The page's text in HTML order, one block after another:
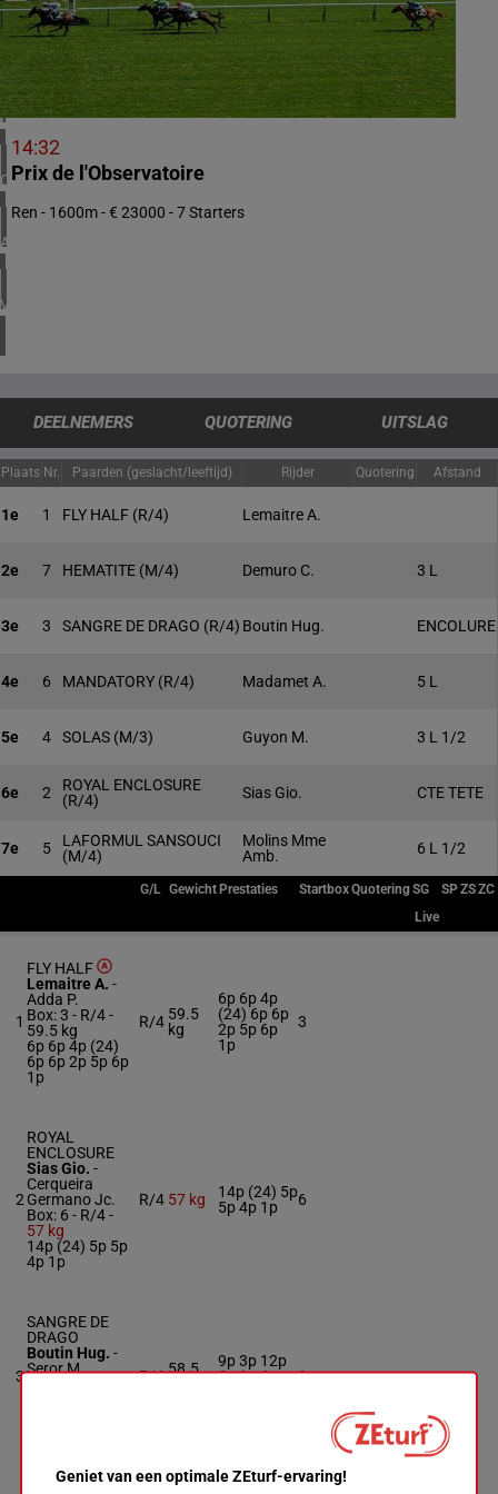
1 meeting(s)
VERENIGD KONINKRIJK
4 meeting(s)
IERLAND
1 meeting(s)
CHILI
1 meeting(s)
ARGENTINIË
1 meeting(s)
VERENIGDE STATEN
4 meeting(s)
14:32
Prix de l'Observatoire
Ren - 1600m - € 23000 - 7 Starters
DEELNEMERS QUOTERING UITSLAG
Plaats Nr. Paarden (geslacht/leeftijd) Rijder Quotering Afstand
1e 1 FLY HALF (R/4) Lemaitre A.
2e 7 HEMATITE (M/4) Demuro C. 3 L
3e 3 SANGRE DE DRAGO (R/4) Boutin Hug. ENCOLURE
4e 6 MANDATORY (R/4) Madamet A. 5 L
5e 4 SOLAS (M/3) Guyon M. 3 L 1/2
6e 2
ROYAL ENCLOSURE
(R/4)
Sias Gio. CTE TETE
7e 5
LAFORMUL SANSOUCI
(M/4)
Molins Mme
Amb.
6 L 1/2
G/L Gewicht Prestaties StartboxQuoteringSG SPZSZC
Live
1
FLY HALF
Lemaitre A. -
Adda P.
Box: 3 - R/4 -
59.5 kg
6p 6p 4p (24)
6p 6p 2p 5p 6p
1p
R/4 59.5
kg
6p 6p 4p
(24) 6p 6p
2p 5p 6p
1p
3
2
ROYAL
ENCLOSURE
Sias Gio. -
Cerqueira
Germano Jc.
Box: 6 - R/4 -
57 kg
14p (24) 5p 5p
4p 1p
R/4 57 kg
14p (24) 5p
5p 4p 1p
6
3
SANGRE DE
DRAGO
Boutin Hug. -
Seror M.
R/458.5
9p 3p 12p
6p 1p 4p
1
Geniet van een optimale ZEturf-ervaring!